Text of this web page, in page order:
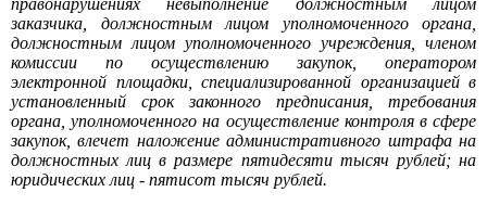
правонарушениях невыполнение должностным лицом
заказчика, должностным лицом уполномоченного органа,
должностным лицом уполномоченного учреждения, членом
комиссии по осуществлению закупок, оператором
электронной площадки, специализированной организацией в
установленный срок законного предписания, требования
органа, уполномоченного на осуществление контроля в сфере
закупок, влечет наложение административного штрафа на
должностных лиц в размере пятидесяти тысяч рублей; на
юридических лиц - пятисот тысяч рублей.